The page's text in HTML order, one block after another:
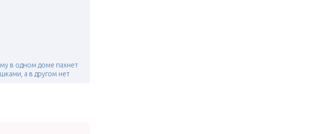
в одном доме пахнет
а в другом нет